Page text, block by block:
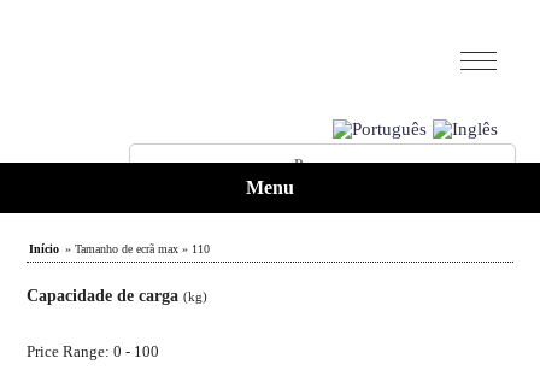
Menu
Início » Tamanho de ecrã max » 110
Capacidade de carga(kg)
Price Range: 0 - 100